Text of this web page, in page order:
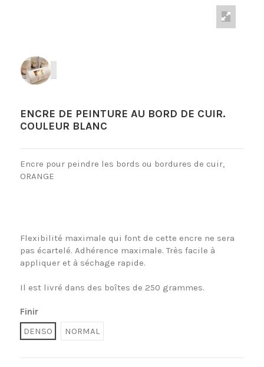
ENCRE DE PEINTURE AU BORD DE CUIR.
COULEUR BLANC
Encre pour peindre les bords ou bordures de cuir,
ORANGE
Flexibilité maximale qui font de cette encre ne sera
pas écartelé. Adhérence maximale. Très facile à
appliquer et à séchage rapide.
Il est livré dans des boîtes de 250 grammes.
Finir
DENSO
NORMAL